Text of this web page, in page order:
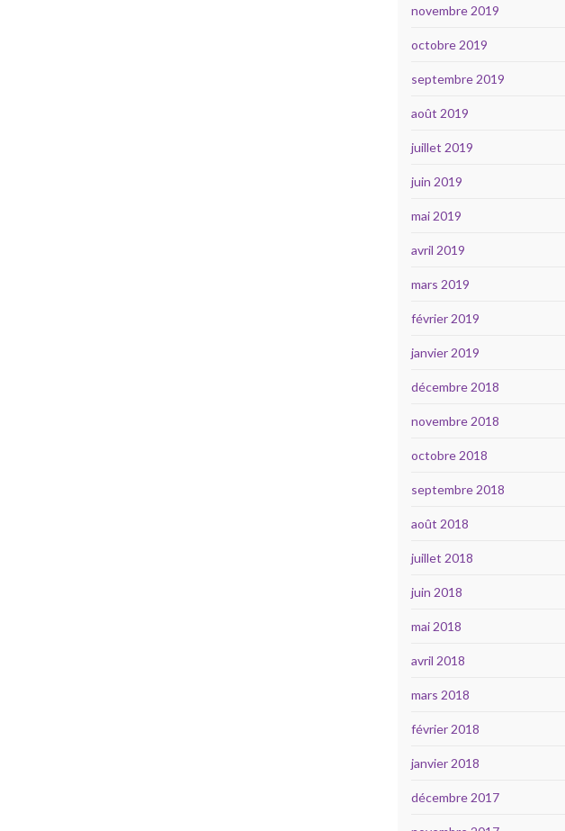
novembre 2019
octobre 2019
septembre 2019
août 2019
juillet 2019
juin 2019
mai 2019
avril 2019
mars 2019
février 2019
janvier 2019
décembre 2018
novembre 2018
octobre 2018
septembre 2018
août 2018
juillet 2018
juin 2018
mai 2018
avril 2018
mars 2018
février 2018
janvier 2018
décembre 2017